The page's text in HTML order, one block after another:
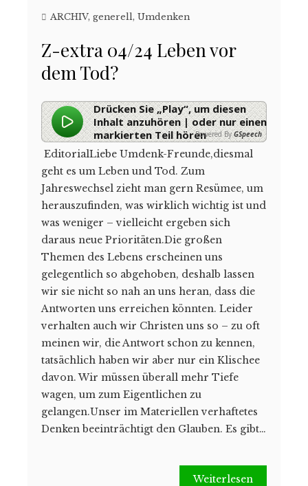
ARCHIV, generell , Umdenken
Z-extra 04/24 Leben vor
dem Tod?
Drücken Sie „Play“, um diesen
Inhalt anzuhören | oder nur einen
markierten Teil hörenPowered By GSpeech
EditorialLiebe Umdenk-Freunde,diesmal
geht es um Leben und Tod. Zum
Jahreswechsel zieht man gern Resümee, um
herauszufinden, was wirklich wichtig ist und
was weniger – vielleicht ergeben sich
daraus neue Prioritäten.Die großen
Themen des Lebens erscheinen uns
gelegentlich so abgehoben, deshalb lassen
wir sie nicht so nah an uns heran, dass die
Antworten uns erreichen könnten. Leider
verhalten auch wir Christen uns so – zu oft
meinen wir, die Antwort schon zu kennen,
tatsächlich haben wir aber nur ein Klischee
davon. Wir müssen überall mehr Tiefe
wagen, um zum Eigentlichen zu
gelangen.Unser im Materiellen verhaftetes
Denken beeinträchtigt den Glauben. Es gibt…
Weiterlesen